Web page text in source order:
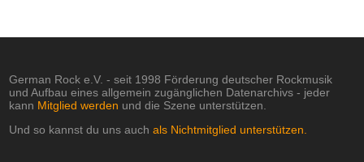
German Rock e.V. - seit 1998 Förderung deutscher Rockmusik
und Aufbau eines allgemein zugänglichen Datenarchivs - jeder
kann Mitglied werden und die Szene unterstützen.
Und so kannst du uns auchals Nichtmitglied unterstützen.